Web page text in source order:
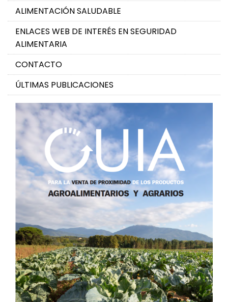
ALIMENTACIÓN SALUDABLE
ENLACES WEB DE INTERÉS EN SEGURIDAD
ALIMENTARIA
CONTACTO
ÚLTIMAS PUBLICACIONES